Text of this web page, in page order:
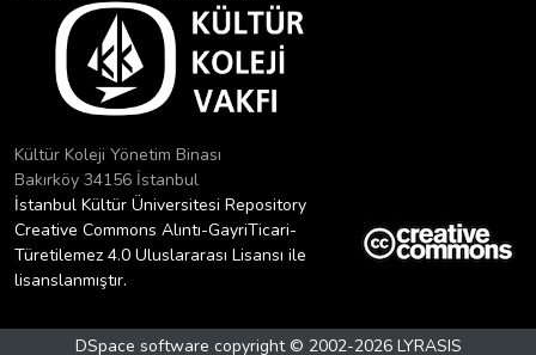
Kültür Koleji Yönetim Binası
Bakırköy 34156 İstanbul
İstanbul Kültür Üniversitesi Repository
Creative Commons Alıntı-GayriTicari-
Türetilemez 4.0 Uluslararası Lisansı ile
lisanslanmıştır.
DSpace software copyright © 2002-2026 LYRASIS